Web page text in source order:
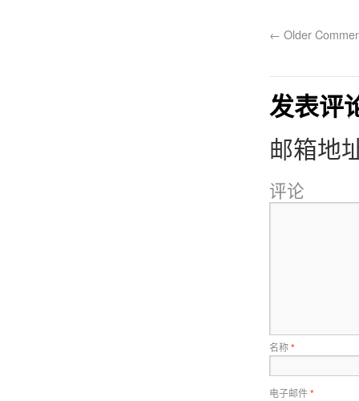
← Older
发表评
邮箱地
评论
名称*
电子邮件*